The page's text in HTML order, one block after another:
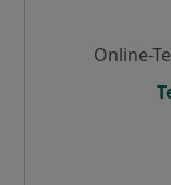
Online-